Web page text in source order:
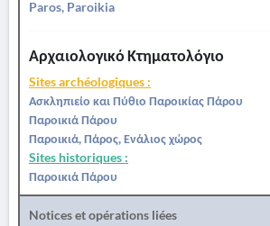
Paros, Paroikia
Αρχαιολογικό Κτηματολόγιο
Sites archéologiques :
Ασκληπιείο και Πύθιο Παροικίας Πάρου
Παροικιά Πάρου
Παροικιά, Πάρος, Ενάλιος χώρος
Sites historiques :
Παροικιά Πάρου
Notices et opérations liées